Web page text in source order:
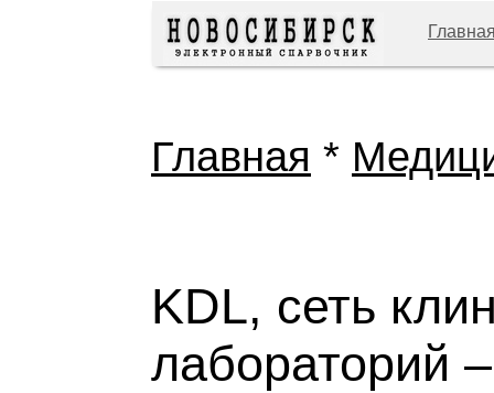
Главная *
KDL, сеть
лабораторий